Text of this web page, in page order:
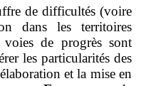
de difficultés (voire
dans les territoires
de progrès sont
les particularités des
et la mise en